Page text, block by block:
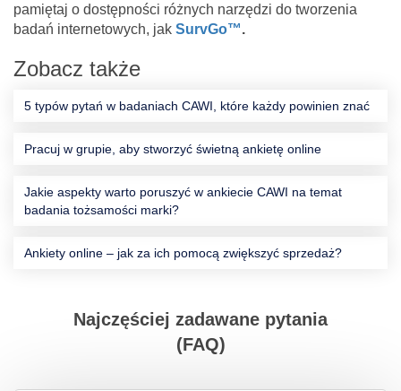
pamiętaj o dostępności różnych narzędzi do tworzenia
badań internetowych, jak SurvGo™.
Zobacz także
5 typów pytań w badaniach CAWI, które każdy powinien znać
Pracuj w grupie, aby stworzyć świetną ankietę online
Jakie aspekty warto poruszyć w ankiecie CAWI na temat
badania tożsamości marki?
Ankiety online – jak za ich pomocą zwiększyć sprzedaż?
Najczęściej zadawane pytania
(FAQ)